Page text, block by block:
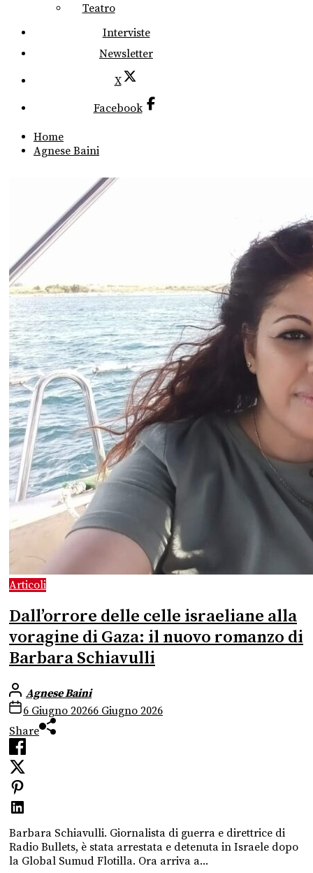
Teatro
Interviste
Newsletter
X
Facebook
Home
Agnese Baini
Articoli
Dall’orrore delle celle israeliane alla
voragine di Gaza: il nuovo romanzo di
Barbara Schiavulli
Agnese Baini
6 Giugno 20266 Giugno 2026
Share
Barbara Schiavulli. Giornalista di guerra e direttrice di
Radio Bullets, è stata arrestata e detenuta in Israele dopo
la Global Sumud Flotilla. Ora arriva a...